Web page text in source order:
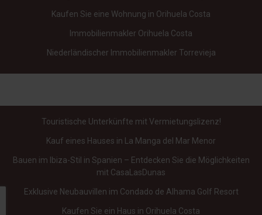
Kaufen Sie eine Wohnung in Orihuela Costa
Immobilienmakler Orihuela Costa
Niederländischer Immobilienmakler Torrevieja
Touristische Unterkünfte mit Vermietungslizenz!
Kauf eines Hauses in La Manga del Mar Menor
Bauen im Ibiza-Stil in Spanien – Entdecken Sie die Möglichkeiten
mit CasaLasDunas
Exklusive Neubauvillen im Condado de Alhama Golf Resort
Kaufen Sie ein Haus in Orihuela Costa